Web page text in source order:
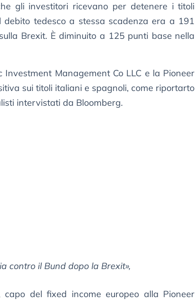
gli investitori ricevano per detenere i titoli
tedesco a stessa scadenza era a 191
Brexit. È diminuito a 125 punti base nella
Management Co LLC e la Pioneer
sui titoli italiani e spagnoli, come riportarto
intervistati da Bloomberg.
contro il Bund dopo la Brexit»,
del fixed income europeo alla Pioneer